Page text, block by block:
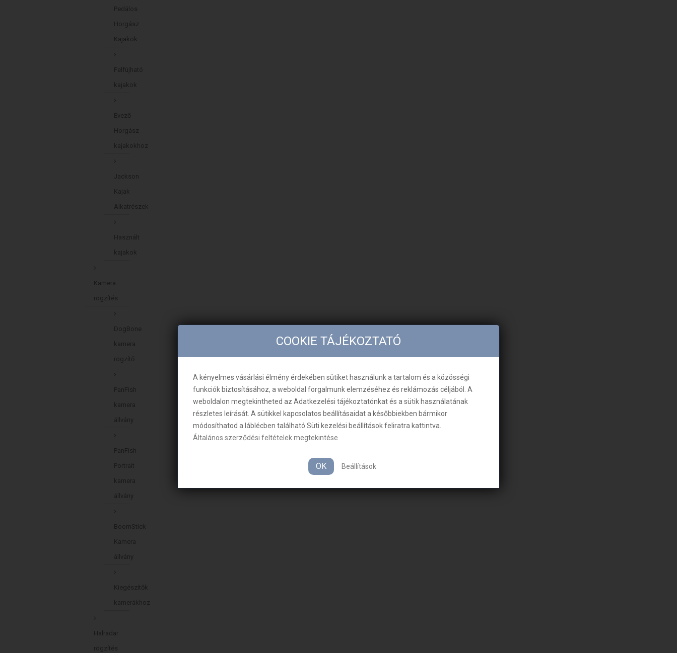
Pedálos
Horgász
Kajakok
Felfújható
kajakok
Evező
Horgász
kajakokhoz
Jackson
Kajak
Alkatrészek
Használt
kajakok
Kamera
rögzítés
DogBone
kamera
rögzítő
PanFish
kamera
állvány
PanFish
Portrait
kamera
állvány
BoomStick
Kamera
állvány
Kiegészítők
kamerákhoz
Halradar
rögzítés
COOKIE TÁJÉKOZTATÓ
A kényelmes vásárlási élmény érdekében sütiket használunk a tartalom és a közösségi
funkciók biztosításához, a weboldal forgalmunk elemzéséhez és reklámozás céljából. A
weboldalon megtekintheted az Adatkezelési tájékoztatónkat és a sütik használatának
részletes leírását. A sütikkel kapcsolatos beállításaidat a későbbiekben bármikor
módosíthatod a láblécben található Süti kezelési beállítások feliratra kattintva.
Általános szerződési feltételek megtekintése
OK Beállítások